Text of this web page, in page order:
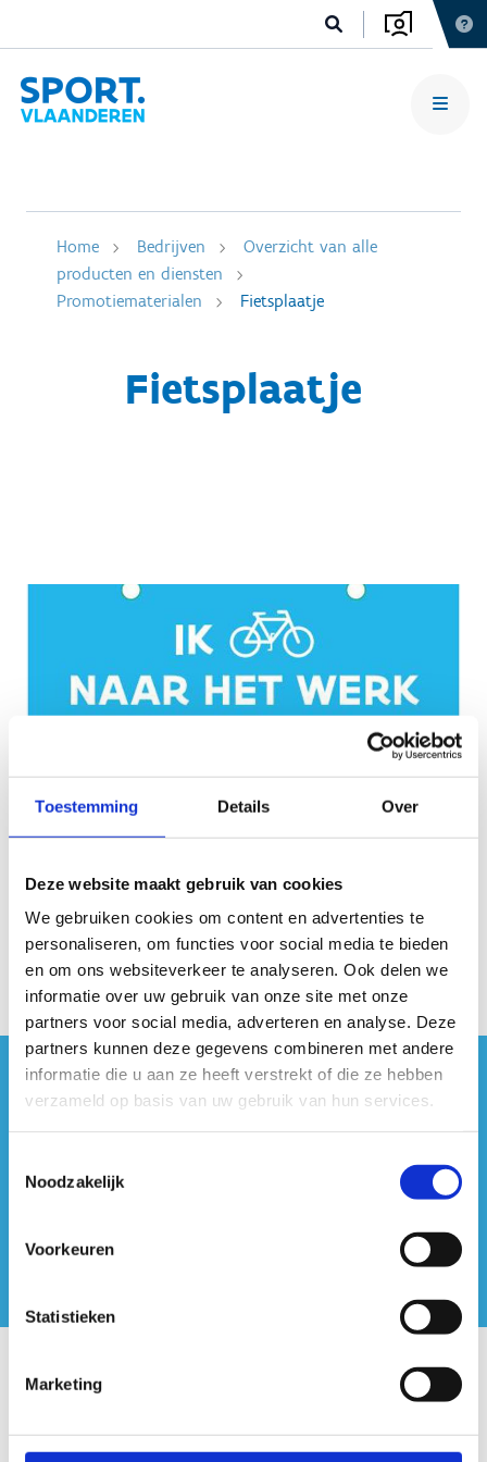
Toestemming Details Over
Deze website maakt gebruik van cookies
We gebruiken cookies om content en advertenties te
personaliseren, om functies voor social media te bieden
en om ons websiteverkeer te analyseren. Ook delen we
informatie over uw gebruik van onze site met onze
partners voor social media, adverteren en analyse. Deze
partners kunnen deze gegevens combineren met andere
informatie die u aan ze heeft verstrekt of die ze hebben
verzameld op basis van uw gebruik van hun services.
Noodzakelijk
Voorkeuren
Statistieken
Marketing
Home Bedrijven
Overzicht van alle
producten en diensten
Promotiematerialen
Fietsplaatje
Fietsplaatje
Bekijk
Bekijk
Download
#sportersbelevenmeer
Onze centra
Sport Vlaanderen Hoofdzetel